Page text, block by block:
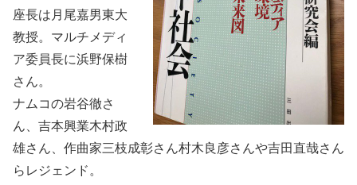
座長は月尾嘉男東大
教授。マルチメディ
ア委員長に浜野保樹
さん。
ナムコの岩谷徹さ
ん、吉本興業木村政
雄さん、作曲家三枝成彰さん村木良彦さんや吉田直哉さん
らレジェンド。